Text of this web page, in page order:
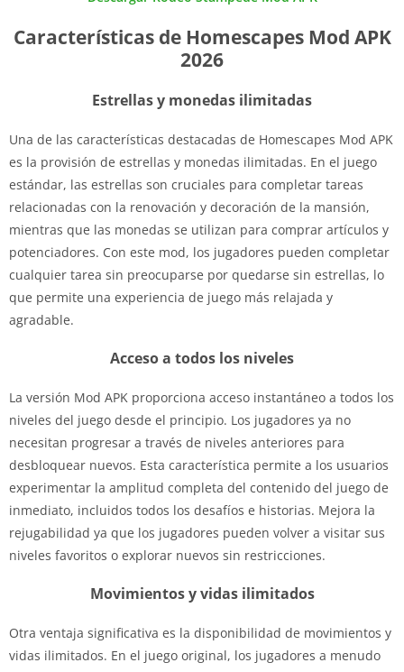
Características de Homescapes Mod APK
2026
Estrellas y monedas ilimitadas
Una de las características destacadas de Homescapes Mod APK
es la provisión de estrellas y monedas ilimitadas. En el juego
estándar, las estrellas son cruciales para completar tareas
relacionadas con la renovación y decoración de la mansión,
mientras que las monedas se utilizan para comprar artículos y
potenciadores. Con este mod, los jugadores pueden completar
cualquier tarea sin preocuparse por quedarse sin estrellas, lo
que permite una experiencia de juego más relajada y
agradable.
Acceso a todos los niveles
La versión Mod APK proporciona acceso instantáneo a todos los
niveles del juego desde el principio. Los jugadores ya no
necesitan progresar a través de niveles anteriores para
desbloquear nuevos. Esta característica permite a los usuarios
experimentar la amplitud completa del contenido del juego de
inmediato, incluidos todos los desafíos e historias. Mejora la
rejugabilidad ya que los jugadores pueden volver a visitar sus
niveles favoritos o explorar nuevos sin restricciones.
Movimientos y vidas ilimitados
Otra ventaja significativa es la disponibilidad de movimientos y
vidas ilimitados. En el juego original, los jugadores a menudo